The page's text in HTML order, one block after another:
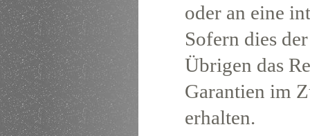
oder an eine
Sofern dies
Übrigen das
Garantien im
erhalten.